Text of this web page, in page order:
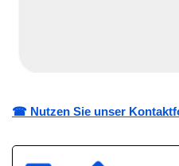
☎ Nutzen Sie unser